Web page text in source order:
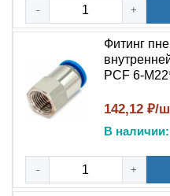
-0,1 МПа (1 Атм) .
Мы предлагаем купить
со склада, что
заказанных позиций.
помогут подобрать
применения в вашей
доступна поставка
- +
Фитинг
PCF 6-
142,12 ₽/
В
- +